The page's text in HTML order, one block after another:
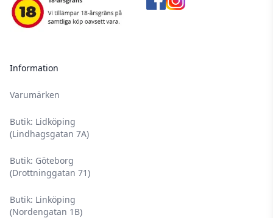
Information
Varumärken
Butik: Lidköping
(Lindhagsgatan 7A)
Butik: Göteborg
(Drottninggatan 71)
Butik: Linköping
(Nordengatan 1B)